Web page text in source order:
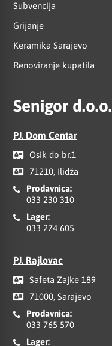
Subvencija
Grijanje
Keramika Sarajevo
Renoviranje kupatila
Senigor d.o.o.
PJ. Dom Centar
Osik do br.1
71210, Ilidža
Prodavnica:
033 230 310
Lager:
033 274 605
PJ. Rajlovac
Safeta Zajke 189
71000, Sarajevo
Prodavnica:
033 765 570
Lager: